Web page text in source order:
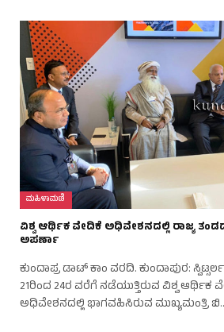
ಮಹಿಳಾಮಣಿ
ವಿಶ್ವ ಆರ್ಥಿಕ ವೇದಿಕೆ ಅಧಿವೇಶನದಲ್ಲಿ ರಾಜ್ಯ
ಅಪರ್ಣಾ
ಕುಂದಾಪ್ರ ಡಾಟ್ ಕಾಂ ವರದಿ. ಕುಂದಾಪುರ:
21ರಿಂದ 24ರ ವರೆಗೆ ನಡೆಯುತ್ತಿರುವ ವಿಶ್ವ
ಅಧಿವೇಶನದಲ್ಲಿ ಭಾಗವಹಿಸಿರುವ ಮುಖ್ಯಮಂತ್ರಿ